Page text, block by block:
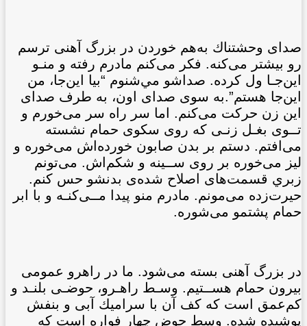
صدای وحشتناك به‌هم خوردن در بزرگ آهنی ترسم
رو بيشتر می‌کنه. فكر می‌کنم مادرم رفته و منـو
اين‌جـا ول کرده. صداشو مي‌شنوم “بيا اين‌جا، من
اين‌جا هستم”.به سوی صدای اون، به طرف صدای
اين زن حرکت می‌کنم. اما سر راه سر می‌خورم و
تــوی بغـل زنـی که روی سكوی حمام نشسته
می‌افتم. دستم بر بدن صابون خورده‌اش می‌خوره و
ليز می‌خوره بر روی ســينه و شكم‌اش. می‌تونم
زبري قسمت‌های اصلاح شده‌ی بدنشو حس کنم.
حيرت‌زده می‌مونم. مادرم منو پيدا مــی‌کنـه و با ابر
حمام پشتمو می‌شوره.
در بزرگ آهنی بسته می‌شود. ما در راهرو عمومی
بيرون حمام هســتيم. وسـط راهـرو، حوضـی بلنـد و
کم‌عمق است که کف آن با سراميك آبی و بنفش
پوشيده شده. وسط حوض چهار فواره است که